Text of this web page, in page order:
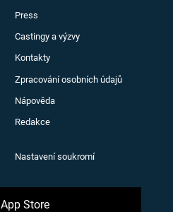
Press
Castingy a výzvy
Kontakty
Zpracování osobních údajů
Nápověda
Redakce
Nastavení soukromí
App Store